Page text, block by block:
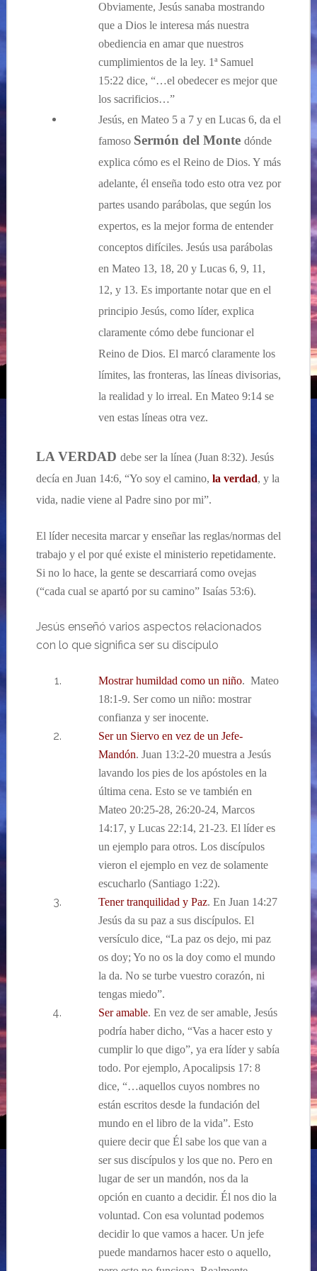
Obviamente, Jesús sanaba mostrando
que a Dios le interesa más nuestra
obediencia en amar que nuestros
cumplimientos de la ley. 1ª Samuel
15:22 dice, “…el obedecer es mejor que
los sacrificios…”
Jesús, en Mateo 5 a 7 y en Lucas 6, da el
famoso Sermón del Monte dónde
explica cómo es el Reino de Dios. Y más
adelante, él enseña todo esto otra vez por
partes usando parábolas, que según los
expertos, es la mejor forma de entender
conceptos difíciles. Jesús usa parábolas
en Mateo 13, 18, 20 y Lucas 6, 9, 11,
12, y 13. Es importante notar que en el
principio Jesús, como líder, explica
claramente cómo debe funcionar el
Reino de Dios. El marcó claramente los
límites, las fronteras, las líneas divisorias,
la realidad y lo irreal. En Mateo 9:14 se
ven estas líneas otra vez.
LA VERDAD debe ser la línea (Juan 8:32). Jesús
decía en Juan 14:6, “Yo soy el camino, la verdad, y la
vida, nadie viene al Padre sino por mi”.
El líder necesita marcar y enseñar las reglas/normas del
trabajo y el por qué existe el ministerio repetidamente.
Si no lo hace, la gente se descarriará como ovejas
(“cada cual se apartó por su camino” Isaías 53:6).
Jesús enseñó varios aspectos relacionados
con lo que significa ser su discípulo
Mostrar humildad como un niño. Mateo
18:1-9. Ser como un niño: mostrar
confianza y ser inocente.
Ser un Siervo en vez de un Jefe-
Mandón. Juan 13:2-20 muestra a Jesús
lavando los pies de los apóstoles en la
última cena. Esto se ve también en
Mateo 20:25-28, 26:20-24, Marcos
14:17, y Lucas 22:14, 21-23. El líder es
un ejemplo para otros. Los discípulos
vieron el ejemplo en vez de solamente
escucharlo (Santiago 1:22).
Tener tranquilidad y Paz. En Juan 14:27
Jesús da su paz a sus discípulos. El
versículo dice, “La paz os dejo, mi paz
os doy; Yo no os la doy como el mundo
la da. No se turbe vuestro corazón, ni
tengas miedo”.
Ser amable. En vez de ser amable, Jesús
podría haber dicho, “Vas a hacer esto y
cumplir lo que digo”, ya era líder y sabía
todo. Por ejemplo, Apocalipsis 17: 8
dice, “…aquellos cuyos nombres no
están escritos desde la fundación del
mundo en el libro de la vida”. Esto
quiere decir que Él sabe los que van a
ser sus discípulos y los que no. Pero en
lugar de ser un mandón, nos da la
opción en cuanto a decidir. Él nos dio la
voluntad. Con esa voluntad podemos
decidir lo que vamos a hacer. Un jefe
puede mandarnos hacer esto o aquello,